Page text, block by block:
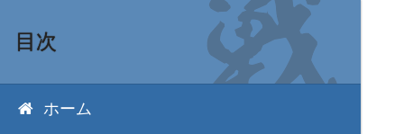
目次
ホーム